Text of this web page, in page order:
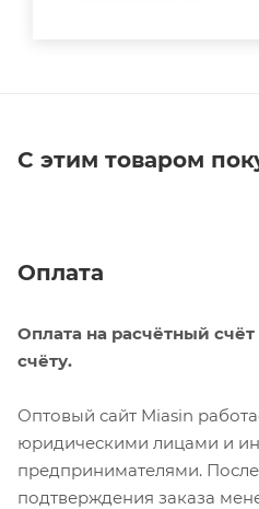
С этим товаром
Оплата
Оплата на расчётный
счёту.
Оптовый сайт Miasin
юридическими лицами и
предпринимателями.
подтверждения заказа